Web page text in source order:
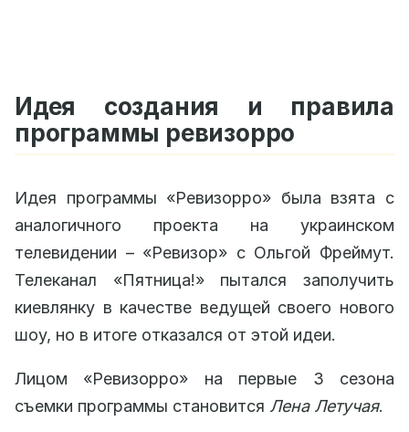
Идея создания и правила
программы ревизорро
Идея программы «Ревизорро» была взята с
аналогичного проекта на украинском
телевидении – «Ревизор» с Ольгой Фреймут.
Телеканал «Пятница!» пытался заполучить
киевлянку в качестве ведущей своего нового
шоу, но в итоге отказался от этой идеи.
Лицом «Ревизорро» на первые 3 сезона
съемки программы становится Лена Летучая.